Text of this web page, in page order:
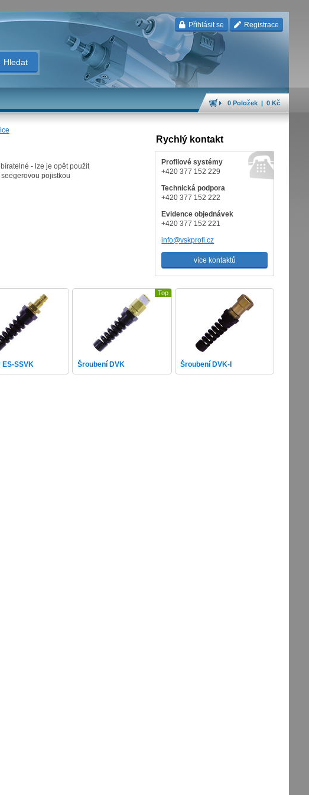
Přihlásit se Registrace
Hledat
0 Položek | 0 Kč
Rychlý kontakt
Profilové systémy
+420 377 152 229
Technická podpora
+420 377 152 222
Evidence objednávek
+420 377 152 221
info@vskprofi.cz
více kontaktů
- lze je opět použít
pojistkou
SSVK
Top
Šroubení DVK Šroubení DVK-I